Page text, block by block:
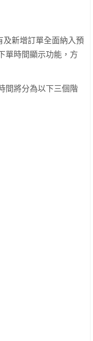
及新增訂單全面納入預
單時間顯示功能，方
間將分為以下三個階